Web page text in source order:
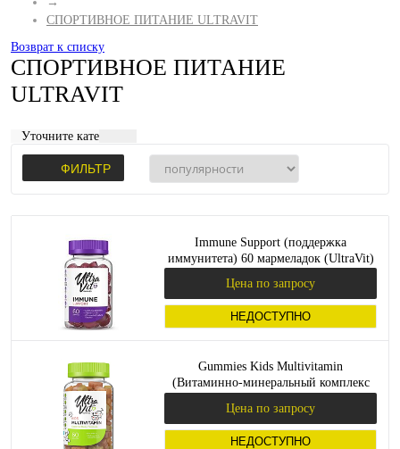
СПОРТИВНОЕ ПИТАНИЕ ULTRAVIT
Возврат к списку
СПОРТИВНОЕ ПИТАНИЕ
ULTRAVIT
Уточните категорию:
ФИЛЬТР
Immune Support (поддержка
иммунитета) 60 мармеладок (UltraVit)
Цена по запросу
НЕДОСТУПНО
Gummies Kids Multivitamin
(Витаминно-минеральный комплекс
Цена по запросу
НЕДОСТУПНО